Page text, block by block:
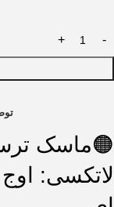
🟠ماسک
لاتکسی: